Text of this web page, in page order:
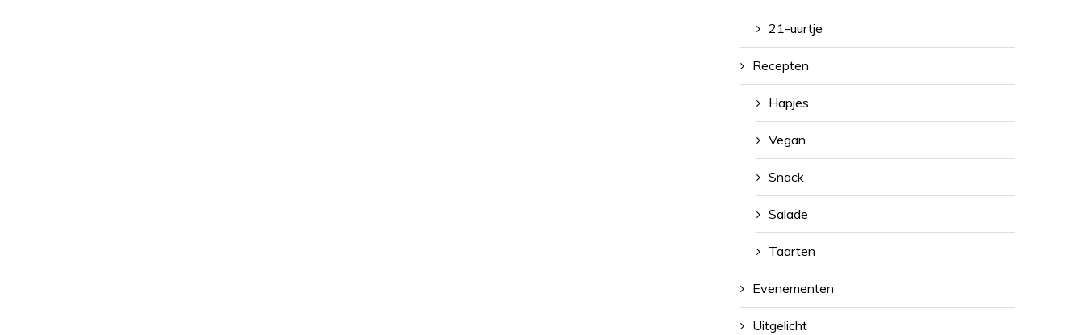
21-uurtje
Recepten
Hapjes
Vegan
Snack
Salade
Taarten
Evenementen
Uitgelicht